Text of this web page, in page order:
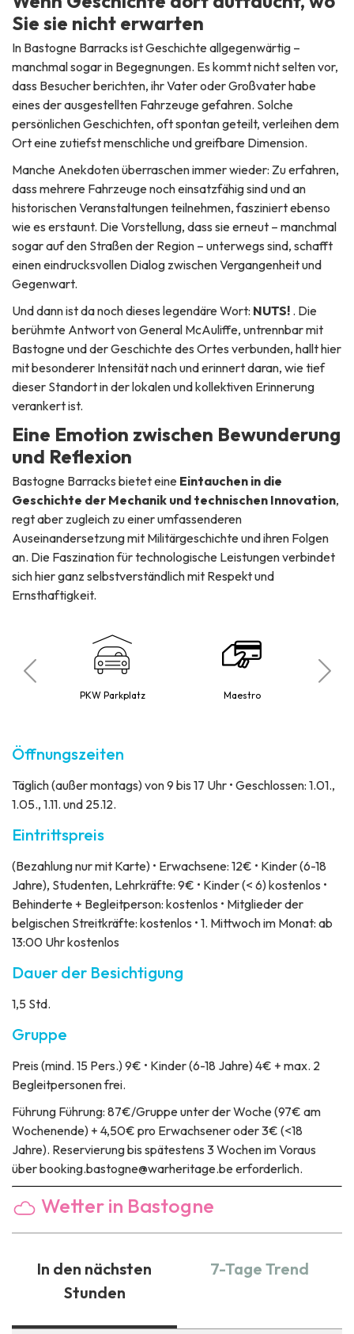
Sie sie nicht erwarten
In Bastogne Barracks ist Geschichte allgegenwärtig –
manchmal sogar in Begegnungen. Es kommt nicht selten vor,
dass Besucher berichten, ihr Vater oder Großvater habe
eines der ausgestellten Fahrzeuge gefahren. Solche
persönlichen Geschichten, oft spontan geteilt, verleihen dem
Ort eine zutiefst menschliche und greifbare Dimension.
Manche Anekdoten überraschen immer wieder: Zu erfahren,
dass mehrere Fahrzeuge noch einsatzfähig sind und an
historischen Veranstaltungen teilnehmen, fasziniert ebenso
wie es erstaunt. Die Vorstellung, dass sie erneut – manchmal
sogar auf den Straßen der Region – unterwegs sind, schafft
einen eindrucksvollen Dialog zwischen Vergangenheit und
Gegenwart.
Und dann ist da noch dieses legendäre Wort: NUTS! . Die
berühmte Antwort von General McAuliffe, untrennbar mit
Bastogne und der Geschichte des Ortes verbunden, hallt hier
mit besonderer Intensität nach und erinnert daran, wie tief
dieser Standort in der lokalen und kollektiven Erinnerung
verankert ist.
Eine Emotion zwischen Bewunderung
und Reflexion
Bastogne Barracks bietet eine Eintauchen in die
Geschichte der Mechanik und technischen Innovation,
regt aber zugleich zu einer umfassenderen
Auseinandersetzung mit Militärgeschichte und ihren Folgen
an. Die Faszination für technologische Leistungen verbindet
sich hier ganz selbstverständlich mit Respekt und
Ernsthaftigkeit.
PKW Parkplatz Maestro
Öffnungszeiten
Täglich (außer montags) von 9 bis 17 Uhr • Geschlossen: 1.01.,
1.05., 1.11. und 25.12.
Eintrittspreis
(Bezahlung nur mit Karte) • Erwachsene: 12€ • Kinder (6-18
Jahre), Studenten, Lehrkräfte: 9€ • Kinder (< 6) kostenlos •
Behinderte + Begleitperson: kostenlos • Mitglieder der
belgischen Streitkräfte: kostenlos • 1. Mittwoch im Monat: ab
13:00 Uhr kostenlos
Dauer der Besichtigung
1,5 Std.
Gruppe
Preis (mind. 15 Pers.) 9€ • Kinder (6-18 Jahre) 4€ + max. 2
Begleitpersonen frei.
Führung Führung: 87€/Gruppe unter der Woche (97€ am
Wochenende) + 4,50€ pro Erwachsener oder 3€ (<18
Jahre). Reservierung bis spätestens 3 Wochen im Voraus
über booking.bastogne@warheritage.be erforderlich.
Wetter in Bastogne
In den nächsten
Stunden
7-Tage Trend